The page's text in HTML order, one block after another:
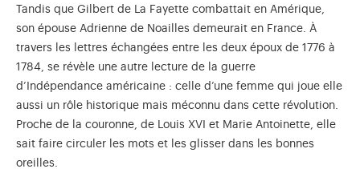
Tandis que Gilbert de La Fayette combattait en Amérique,
son épouse Adrienne de Noailles demeurait en France. À
travers les lettres échangées entre les deux époux de 1776 à
1784, se révèle une autre lecture de la guerre
d’Indépendance américaine : celle d’une femme qui joue elle
aussi un rôle historique mais méconnu dans cette révolution.
Proche de la couronne, de Louis XVI et Marie Antoinette, elle
sait faire circuler les mots et les glisser dans les bonnes
oreilles.